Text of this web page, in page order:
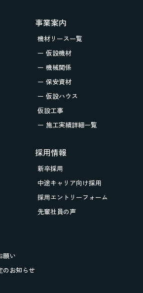
事業案内
機材リース一覧
ー 仮設機材
ー 機械関係
ー 保安資材
ー 仮設ハウス
仮設工事
ー 施工実績詳細一覧
採用情報
新卒採用
中途キャリア向け採用
採用エントリーフォーム
先輩社員の声
願い
のお知らせ